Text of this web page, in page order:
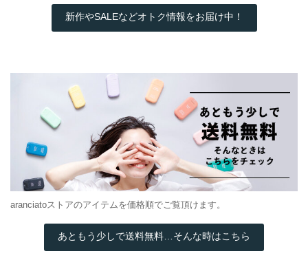
新作やSALEなどオトク情報をお届け中！
aranciatoストアのアイテムを価格順でご覧頂けます。
あともう少しで送料無料…そんな時はこちら